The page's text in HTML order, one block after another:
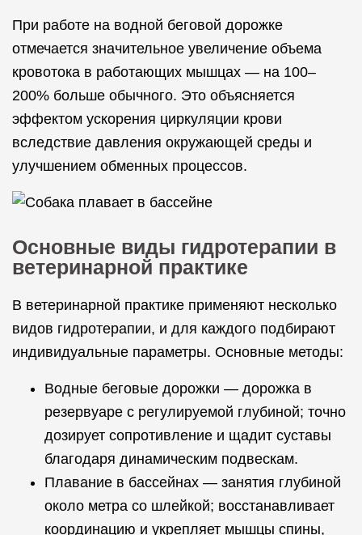
При работе на водной беговой дорожке
отмечается значительное увеличение объема
кровотока в работающих мышцах — на 100–
200% больше обычного. Это объясняется
эффектом ускорения циркуляции крови
вследствие давления окружающей среды и
улучшением обменных процессов.
Основные виды гидротерапии в
ветеринарной практике
В ветеринарной практике применяют несколько
видов гидротерапии, и для каждого подбирают
индивидуальные параметры. Основные методы:
Водные беговые дорожки — дорожка в
резервуаре с регулируемой глубиной; точно
дозирует сопротивление и щадит суставы
благодаря динамическим подвескам.
Плавание в бассейнах — занятия глубиной
около метра со шлейкой; восстанавливает
координацию и укрепляет мышцы спины,